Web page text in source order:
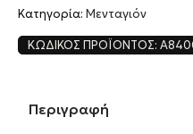
Κατηγορία: Μενταγιόν
ΚΩΔΙΚΌΣ ΠΡΟΪΌΝΤΟΣ:
Περιγραφή